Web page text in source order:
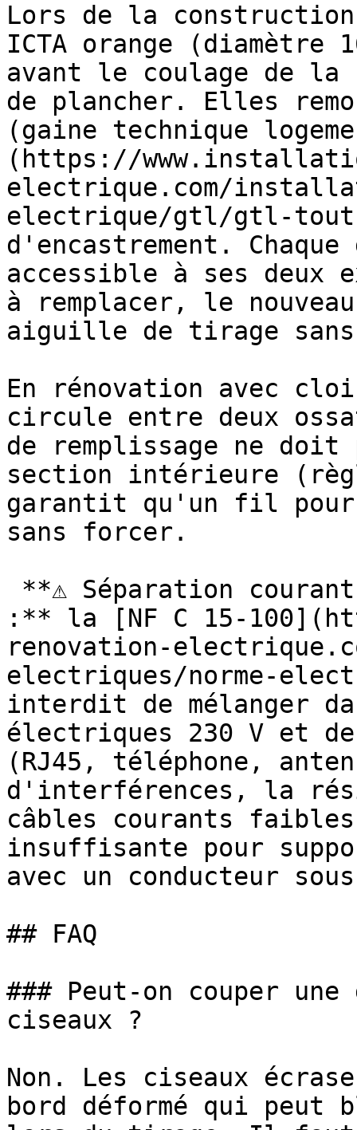
Lors de la
ICTA orange (diamètre
avant le coulage de la
de plancher. Elles
(gaine technique
(https://
electrique.com/
electrique/gtl/gtl-
d'encastrement.
accessible à ses deux
à remplacer, le
aiguille de tirage
En rénovation avec
circule entre deux
de remplissage ne doit
section intérieure
garantit qu'un fil
sans forcer.
:** la [NF C 15-
renovation-
electriques/norme-
interdit de mélanger
électriques 230 V et
(RJ45, téléphone,
d'interférences, la
câbles courants
insuffisante pour
avec un conducteur
## FAQ
### Peut-on couper
ciseaux ?
Non. Les ciseaux
bord déformé qui